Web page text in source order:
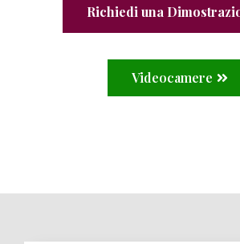
Richiedi una
Videocamere